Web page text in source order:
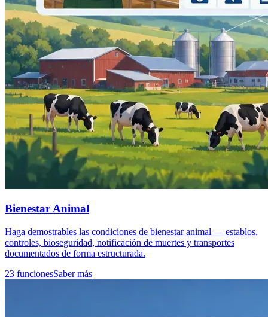
Bienestar Animal
Haga demostrables las condiciones de bienestar animal — establos,
controles, bioseguridad, notificación de muertes y transportes
documentados de forma estructurada.
23 funcionesSaber más